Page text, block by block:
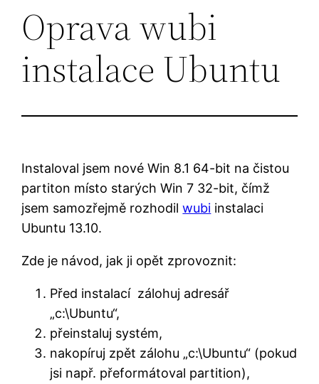
Oprava wubi
instalace Ubuntu
Instaloval jsem nové Win 8.1 64-bit na čistou
partiton místo starých Win 7 32-bit, čímž
jsem samozřejmě rozhodilwubi instalaci
Ubuntu 13.10.
Zde je návod, jak ji opět zprovoznit:
Před instalací zálohuj adresář
„c:\Ubuntu“,
přeinstaluj systém,
nakopíruj zpět zálohu „c:\Ubuntu“ (pokud
jsi např. přeformátoval partition),